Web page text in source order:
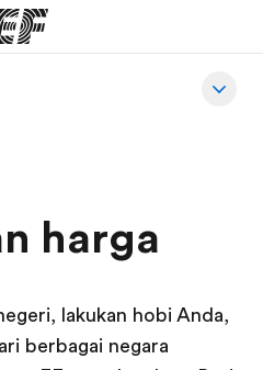
harga
lakukan hobi Anda,
berbagai negara